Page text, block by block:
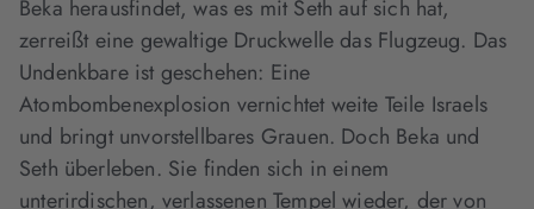
Beka herausfindet, was es mit Seth auf sich hat,
zerreißt eine gewaltige Druckwelle das Flugzeug. Das
Undenkbare ist geschehen: Eine
Atombombenexplosion vernichtet weite Teile Israels
und bringt unvorstellbares Grauen. Doch Beka und
Seth überleben. Sie finden sich in einem
unterirdischen, verlassenen Tempel wieder, der von